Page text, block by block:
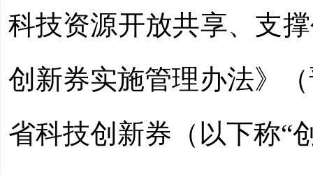
科技资源开放共享、支
创新券实施管理办法》
省科技创新券（以下称“